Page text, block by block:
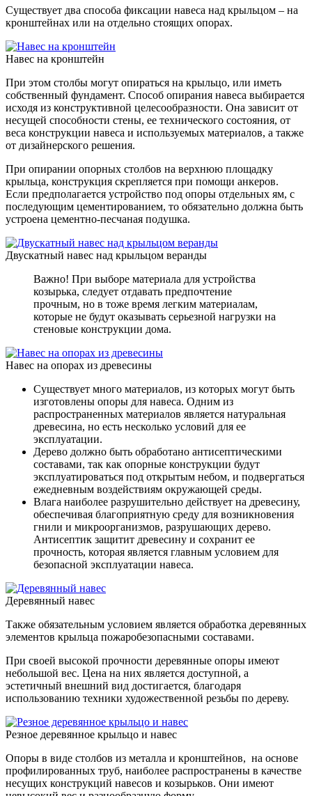
Существует два способа фиксации навеса над крыльцом ­– на
кронштейнах или на отдельно стоящих опорах.
Навес на кронштейн
При этом столбы могут опираться на крыльцо, или иметь
собственный фундамент. Способ опирания навеса выбирается
исходя из конструктивной целесообразности. Она зависит от
несущей способности стены, ее технического состояния, от
веса конструкции навеса и используемых материалов, а также
от дизайнерского решения.
При опирании опорных столбов на верхнюю площадку
крыльца, конструкция скрепляется при помощи анкеров.
Если предполагается устройство под опоры отдельных ям, с
последующим цементированием, то обязательно должна быть
устроена цементно-песчаная подушка.
Двускатный навес над крыльцом веранды
Важно! При выборе материала для устройства
козырька, следует отдавать предпочтение
прочным, но в тоже время легким материалам,
которые не будут оказывать серьезной нагрузки на
стеновые конструкции дома.
Навес на опорах из древесины
Существует много материалов, из которых могут быть
изготовлены опоры для навеса. Одним из
распространенных материалов является натуральная
древесина, но есть несколько условий для ее
эксплуатации.
Дерево должно быть обработано антисептическими
составами, так как опорные конструкции будут
эксплуатироваться под открытым небом, и подвергаться
ежедневным воздействиям окружающей среды.
Влага наиболее разрушительно действует на древесину,
обеспечивая благоприятную среду для возникновения
гнили и микроорганизмов, разрушающих дерево.
Антисептик защитит древесину и сохранит ее
прочность, которая является главным условием для
безопасной эксплуатации навеса.
Деревянный навес
Также обязательным условием является обработка деревянных
элементов крыльца пожаробезопасными составами.
При своей высокой прочности деревянные опоры имеют
небольшой вес. Цена на них является доступной, а
эстетичный внешний вид достигается, благодаря
использованию техники художественной резьбы по дереву.
Резное деревянное крыльцо и навес
Опоры в виде столбов из металла и кронштейнов, на основе
профилированных труб, наиболее распространены в качестве
несущих конструкций навесов и козырьков. Они имеют